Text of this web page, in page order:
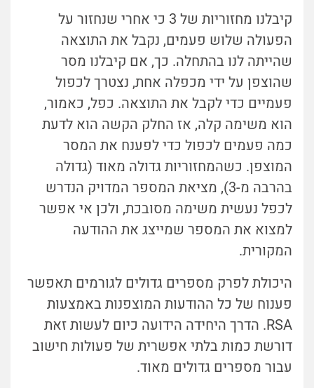
קיבלנו מחזוריות של 3 כי אחרי שנחזור על
הפעולה שלוש פעמים, נקבל את התוצאה
שהייתה לנו בהתחלה. כך, אם קיבלנו מסר
שהוצפן על ידי מכפלה אחת, נצטרך לכפול
פעמיים כדי לקבל את התוצאה. כפל, כאמור,
הוא משימה קלה, אז החלק הקשה הוא לדעת
כמה פעמים לכפול כדי לפענח את המסר
המוצפן. כשהמחזוריות גדולה מאוד (גדולה
בהרבה מ-3), מציאת המספר המדויק הנדרש
לכפל נעשית משימה מסובכת, ולכן אי אפשר
למצוא את המספר שמייצג את ההודעה
המקורית.
היכולת לפרק מספרים גדולים לגורמים תאפשר
פענוח של כל ההודעות המוצפנות באמצעות
RSA. הדרך היחידה הידועה כיום לעשות זאת
דורשת כמות בלתי אפשרית של פעולות חישוב
עבור מספרים גדולים מאוד.